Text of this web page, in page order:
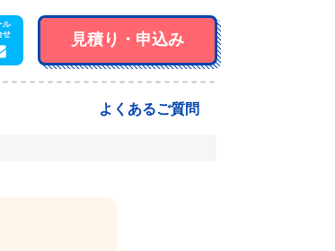
見積り・ 申込み
よくあるご質問